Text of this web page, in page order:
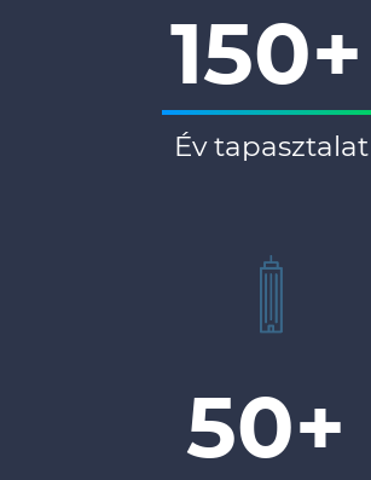
150+
Év tapasztalat
50+